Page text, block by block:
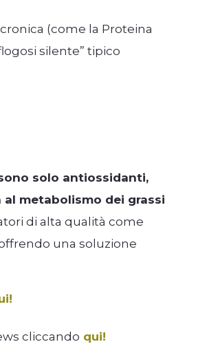
(come la Proteina
silente” tipico
solo antiossidanti,
metabolismo dei grassi
di alta qualità come
una soluzione
cliccando qui!